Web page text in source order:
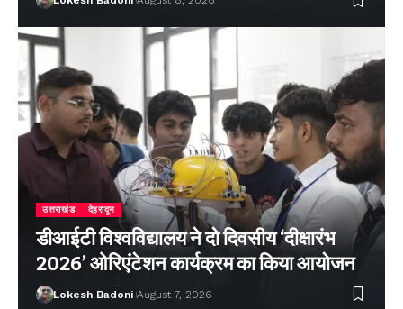
उत्तराखंड देहरादून
डीआईटी विश्वविद्यालय ने दो दिवसीय ‘दीक्षारंभ
2026’ ओरिएंटेशन कार्यक्रम का किया आयोजन
Lokesh Badoni August 7, 2026